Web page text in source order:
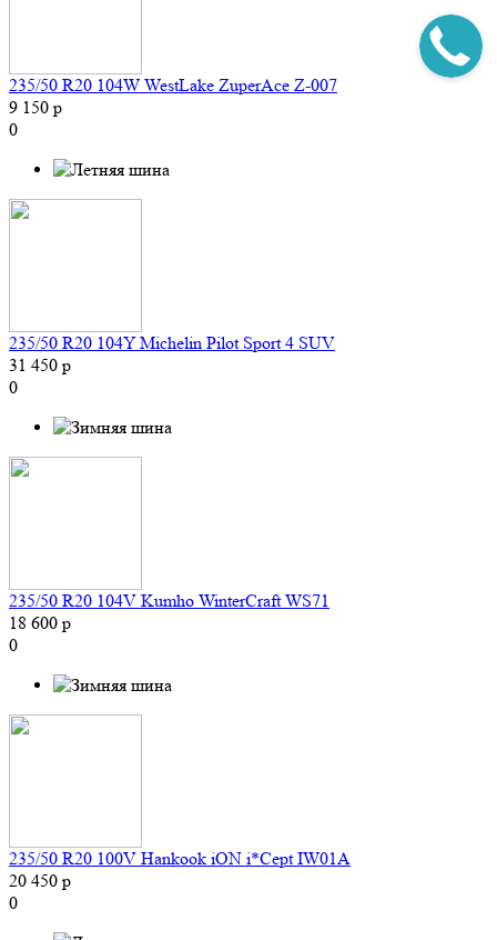
235/50 R20 104W WestLake ZuperAce Z-007
9 150 р
0
235/50 R20 104Y Michelin Pilot Sport 4 SUV
31 450 р
0
235/50 R20 104V Kumho WinterCraft WS71
18 600 р
0
235/50 R20 100V Hankook iON i*Cept IW01A
20 450 р
0